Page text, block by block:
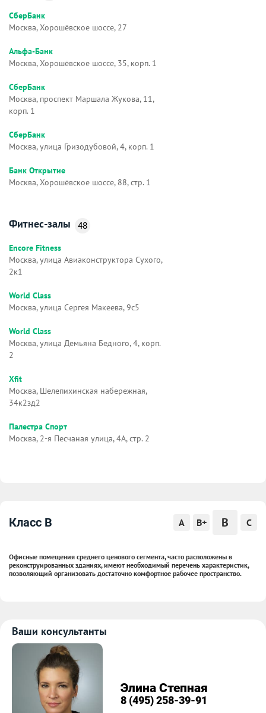
СберБанк
Москва, Хорошёвское шоссе, 27
Альфа-Банк
Москва, Хорошёвское шоссе, 35, корп. 1
СберБанк
Москва, проспект Маршала Жукова, 11,
корп. 1
СберБанк
Москва, улица Гризодубовой, 4, корп. 1
Банк Открытие
Москва, Хорошёвское шоссе, 88, стр. 1
Фитнес-залы 48
Encore Fitness
Москва, улица Авиаконструктора Сухого,
2к1
World Class
Москва, улица Сергея Макеева, 9с5
World Class
Москва, улица Демьяна Бедного, 4, корп.
2
Xfit
Москва, Шелепихинская набережная,
34к2зд2
Палестра Спорт
Москва, 2-я Песчаная улица, 4А, стр. 2
Класс B A B+ B C
Офисные помещения среднего ценового сегмента, часто расположены в
реконструированных зданиях, имеют необходимый перечень характеристик,
позволяющий организовать достаточно комфортное рабочее пространство.
Ваши консультанты
Элина Степная
8 (495) 258-39-91